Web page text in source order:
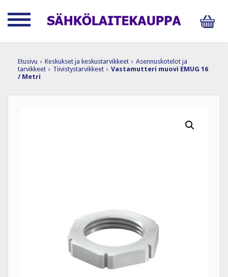
Etusivu › Keskukset ja keskustarvikkeet › Asennuskotelot ja
tarvikkeet › Tiivistystarvikkeet › Vastamutteri muovi EMUG 16
/ Metri